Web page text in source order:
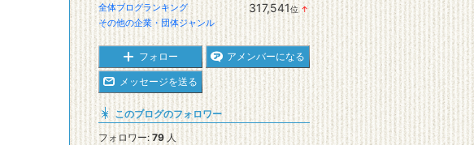
全体ブログランキング 317,541位 ↑
ラ
ン
キ
ン
グ
上
昇
その他の企業・団体ジャンル
フォロー アメンバーになる
メッセージを送る
このブログのフォロワー
フォロワー: 79 人